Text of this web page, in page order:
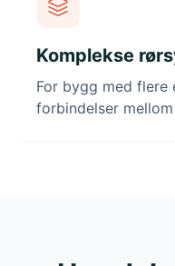
Komplekse
For bygg med flere
forbindelser